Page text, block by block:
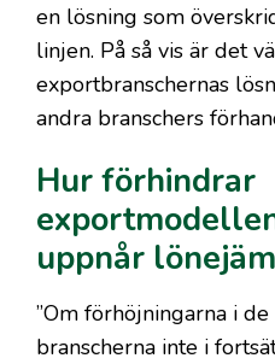
en lösning som
linjen. På så vis är det
exportbranschernas
andra branschers
Hur förhindrar
uppnår
”Om förhöjningarna i
branscherna inte i